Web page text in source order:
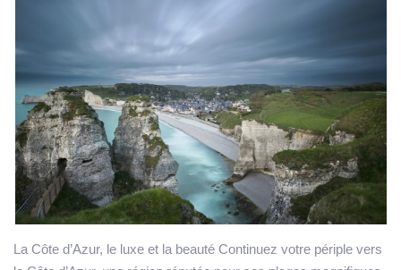
La Côte d’Azur, le luxe et la beauté Continuez votre périple vers